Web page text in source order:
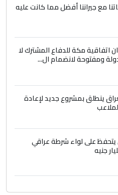
على صدام حسين سل
مع جيراننا أفضل مما كانت عليه
اتفاقية مكة للدفاع المشترك لا
ومفتوحة لانضمام ال...
ينطلق بمشروع جديد لإعادة
يتحفظ على لواء شرطة عراقي
جنيه